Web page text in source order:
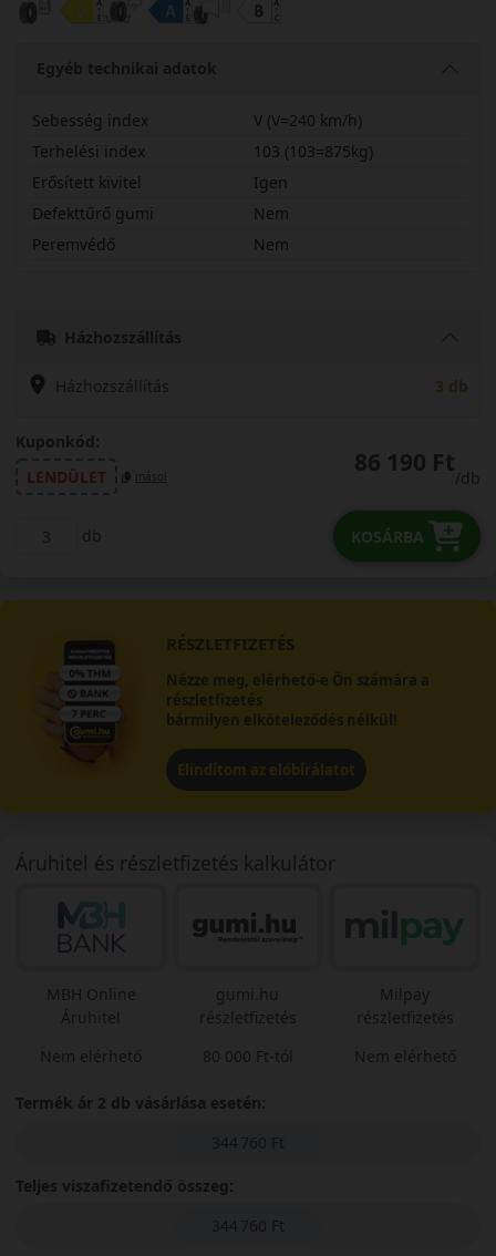
Egyéb technikai adatok
Sebesség index
V (V=240 km/h)
Terhelési index
103 (103=875kg)
Erősített kivitel
Igen
Defekttűrő gumi
Nem
Peremvédő
Nem
Házhozszállítás
Házhozszállítás 3 db
Kuponkód:
LENDÜLET
másol 86 190 Ft
/db
db KOSÁRBA
RÉSZLETFIZETÉS
Nézze meg, elérhető-e Ön számára a
részletfizetés
bármilyen elköteleződés nélkül!
Elindítom az előbírálatot
Áruhitel és részletfizetés kalkulátor
MBH Online
Áruhitel
Nem elérhető
gumi.hu
részletfizetés
80 000 Ft-tól
Milpay
részletfizetés
Nem elérhető
Termék ár 2 db vásárlása esetén:
344 760 Ft
Teljes viszafizetendő összeg:
344 760 Ft